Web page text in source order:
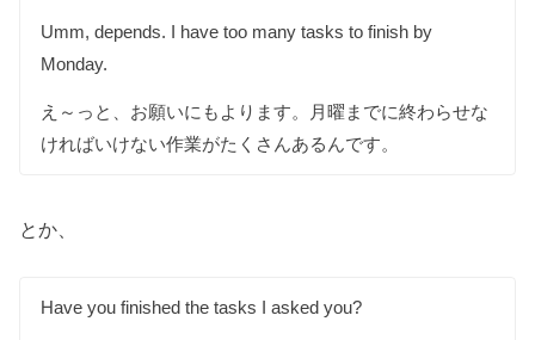
Umm, depends. I have too many tasks to finish by
Monday.
え～っと、お願いにもよります。月曜までに終わらせな
ければいけない作業がたくさんあるんです。
とか、
Have you finished the tasks I asked you?